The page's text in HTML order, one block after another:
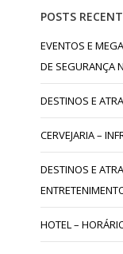
POSTS
EVENTOS E
DE SEGURANÇA
DESTINOS E
CERVEJARIA –
DESTINOS E
HOTEL –